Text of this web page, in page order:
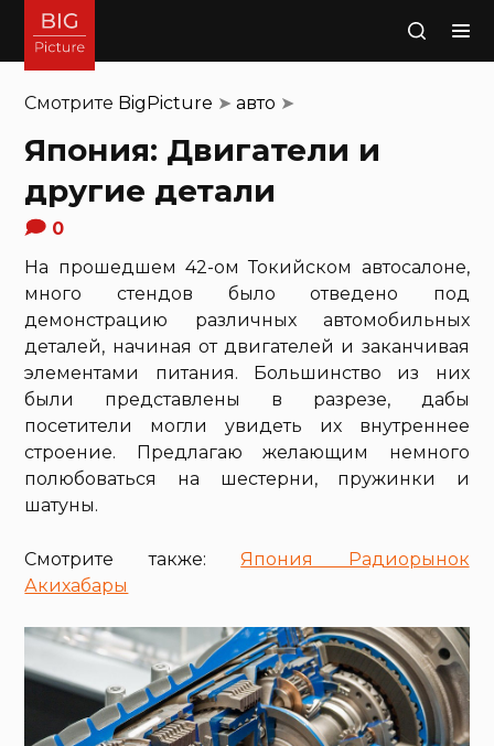
Поиск
Смотрите BigPicture ➤авто ➤
Япония: Двигатели и
другие детали
0
На прошедшем 42-ом Токийском автосалоне,
много стендов было отведено под
демонстрацию различных автомобильных
деталей, начиная от двигателей и заканчивая
элементами питания. Большинство из них
были представлены в разрезе, дабы
посетители могли увидеть их внутреннее
строение. Предлагаю желающим немного
полюбоваться на шестерни, пружинки и
шатуны.
Смотрите также:Япония Радиорынок
Акихабары